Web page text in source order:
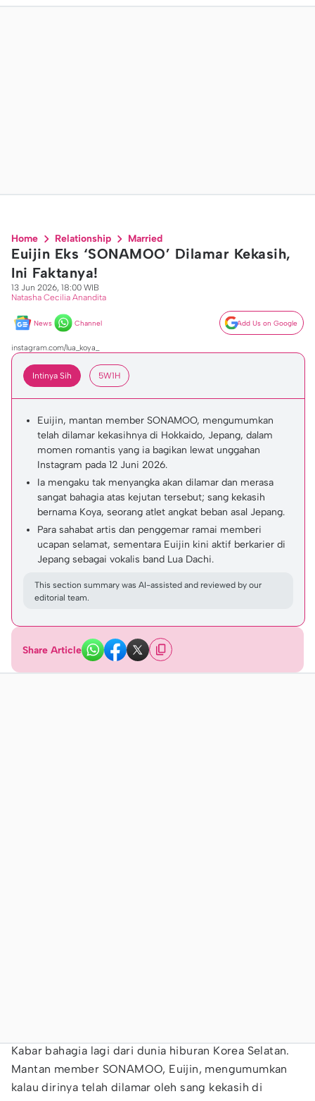
Home Relationship Married
Euijin Eks ‘SONAMOO’ Dilamar Kekasih,
Ini Faktanya!
13 Jun 2026, 18:00 WIB
Natasha Cecilia Anandita
News Channel Add Us on Google
instagram.com/lua_koya_
Intinya Sih 5W1H
Euijin, mantan member SONAMOO, mengumumkan
telah dilamar kekasihnya di Hokkaido, Jepang, dalam
momen romantis yang ia bagikan lewat unggahan
Instagram pada 12 Juni 2026.
Ia mengaku tak menyangka akan dilamar dan merasa
sangat bahagia atas kejutan tersebut; sang kekasih
bernama Koya, seorang atlet angkat beban asal Jepang.
Para sahabat artis dan penggemar ramai memberi
ucapan selamat, sementara Euijin kini aktif berkarier di
Jepang sebagai vokalis band Lua Dachi.
This section summary was AI-assisted and reviewed by our
editorial team.
Share Article
Kabar bahagia lagi dari dunia hiburan Korea Selatan.
Mantan member SONAMOO, Euijin, mengumumkan
kalau dirinya telah dilamar oleh sang kekasih di